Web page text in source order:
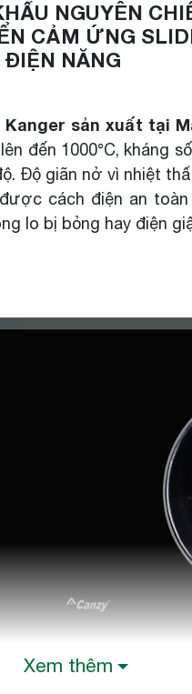
NGUYÊN
CẢM ỨNG
ĐIỆN NĂNG
sản xuất tại
đến 1000°C, kháng
Độ giãn nở vì nhiệt
cách điện an
lo bị bỏng hay điện
Xem thêm